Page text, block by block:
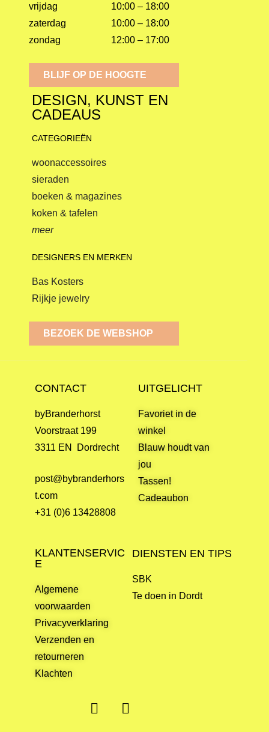
vrijdag
zaterdag
zondag
10:00 – 18:00
10:00 – 18:00
12:00 – 17:00
BLIJF OP DE HOOGTE
DESIGN, KUNST EN
CADEAUS
CATEGORIEËN
woonaccessoires
sieraden
boeken & magazines
koken & tafelen
meer
DESIGNERS EN MERKEN
Bas Kosters
Rijkje jewelry
BEZOEK DE WEBSHOP
CONTACT
byBranderhorst
Voorstraat 199
3311 EN Dordrecht
post@bybranderhors
t.com
+31 (0)6 13428808
UITGELICHT
Favoriet in de
winkel
Blauw houdt van
jou
Tassen!
Cadeaubon
KLANTENSERVIC
E
Algemene
voorwaarden
Privacyverklaring
Verzenden en
retourneren
Klachten
DIENSTEN EN TIPS
SBK
Te doen in Dordt